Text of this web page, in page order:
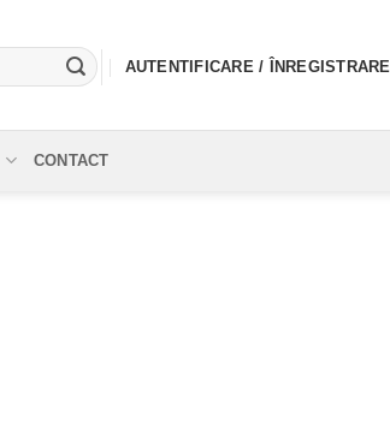
AUTENTIFICARE / ÎNREGISTRARE
CONTACT